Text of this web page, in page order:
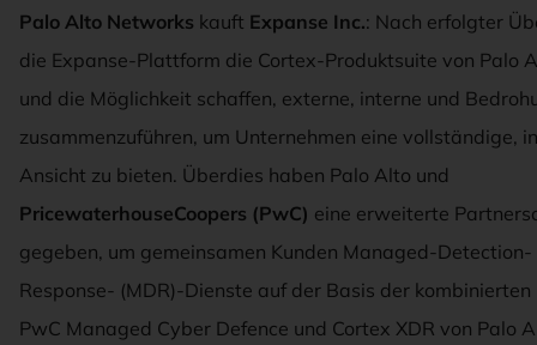
Palo Alto Networks kauft Expanse Inc.: Nach erfolgter
die Expanse-Plattform die Cortex-Produktsuite von Palo
und die Möglichkeit schaffen, externe, interne und
zusammenzuführen, um Unternehmen eine vollständige,
Ansicht zu bieten. Überdies haben Palo Alto und
PricewaterhouseCoopers (PwC) eine erweiterte
gegeben, um gemeinsamen Kunden Managed-
Response- (MDR)-Dienste auf der Basis der kombinierten
PwC Managed Cyber Defence und Cortex XDR von Palo